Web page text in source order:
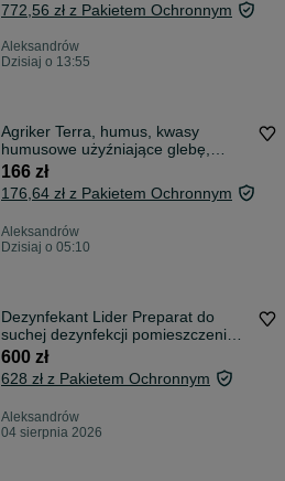
772,56 zł z Pakietem Ochronnym
Aleksandrów
Dzisiaj o 13:55
Agriker Terra, humus, kwasy
humusowe użyźniające glebę,
humus 5L
166 zł
176,64 zł z Pakietem Ochronnym
Aleksandrów
Dzisiaj o 05:10
Dezynfekant Lider Preparat do
suchej dezynfekcji pomieszczeni
500kg
600 zł
628 zł z Pakietem Ochronnym
Aleksandrów
04 sierpnia 2026